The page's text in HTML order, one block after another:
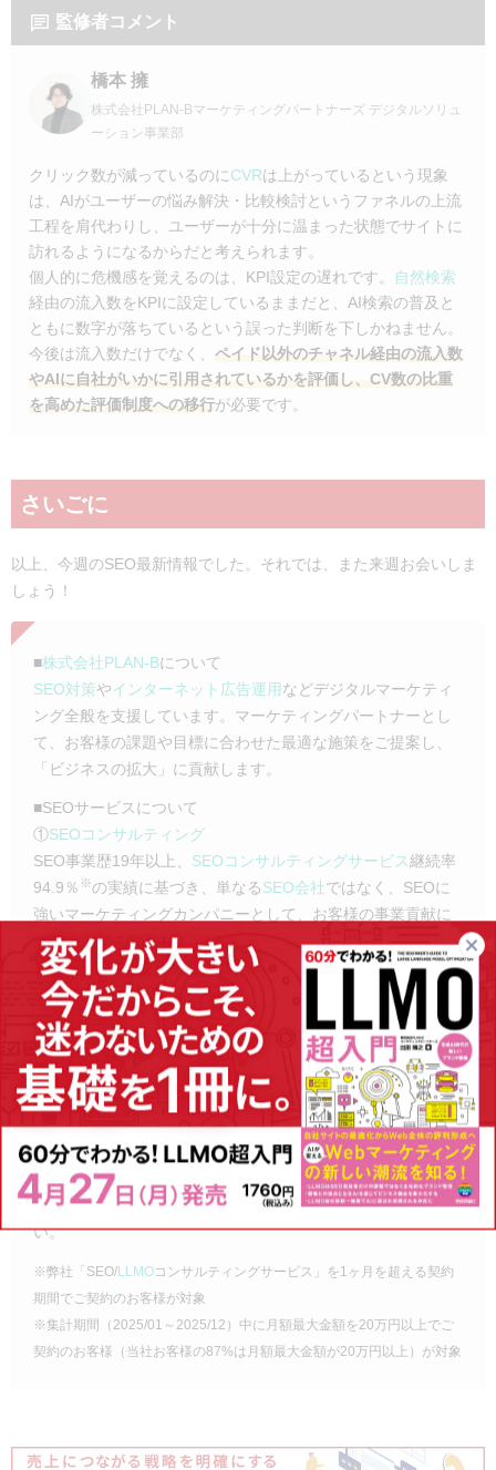
監修者コメント
橋本 擁
株式会社PLAN-Bマーケティングパートナーズ デジタルソリュ
ーション事業部
クリック数が減っているのにCVRは上がっているという現象
は、AIがユーザーの悩み解決・比較検討というファネルの上流
工程を肩代わりし、ユーザーが十分に温まった状態でサイトに
訪れるようになるからだと考えられます。
個人的に危機感を覚えるのは、KPI設定の遅れです。
自然検索
経由の流入数をKPIに設定しているままだと、AI検索の普及と
ともに数字が落ちているという誤った判断を下しかねません。
今後は流入数だけでなく、 ペイド以外のチャネル経由の流入数
やAIに自社がいかに引用されているかを評価し、CV数の比重
を高めた評価制度への移行が必要です。
さいごに
以上、今週のSEO最新情報でした。それでは、また来週お会いしま
しょう！
■株式会社PLAN-Bについて
SEO対策やインターネット広告運用 などデジタルマーケティ
ング全般を支援しています。マーケティングパートナーとし
て、お客様の課題や目標に合わせた最適な施策をご提案し、
「ビジネスの拡大」に貢献します。
■SEOサービスについて
①SEOコンサルティング
SEO事業歴19年以上、 SEOコンサルティングサービス継続率
94.9％ ※の実績に基づき、単なるSEO会社ではなく、SEOに
強いマーケティングカンパニーとして、お客様の事業貢献に
向き合います。
②SEOツール「 SEARCH WRITE
「SEARCH WRITE」は、知識を問わず使いやすい
SEOツール
です。SEOで必要な分析から施策実行・成果振り返りまでが
簡単に行える設計になっています。
■その他
関連するサービスとしてWebサイト制作や記事制作、CROコ
ンサルティング（CV改善サービス）なども承っております。
また、当メディア「
SEO最新情報やSEO専門
家コラムも発信中。ぜひ、SEO情報の収集にお役立てくださ
い。
※弊社「SEO/LLMOコンサルティングサービス」を1ヶ月を超える契約
期間でご契約のお客様が対象
※集計期間（2025/01～2025/12）中に月額最大金額を20万円以上でご
契約のお客様（当社お客様の87%は月額最大金額が20万円以上）が対象